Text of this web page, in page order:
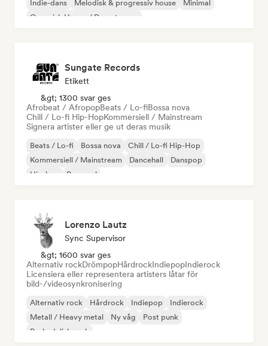
Indie-dans
Melodisk & progressiv house
Minimal
Organisk House / Downtempo
Sungate Records
Etikett
&gt; 1300 svar ges
Afrobeat / AfropopBeats / Lo-fiBossa nova
Chill / Lo-fi Hip-HopKommersiell / Mainstream
Signera artister eller ge ut deras musik
Beats / Lo-fi Bossa nova
Chill / Lo-fi Hip-Hop
Kommersiell / Mainstream
Dancehall
Danspop
Hip-hop
Pop soul
Lorenzo Lautz
Sync Supervisor
&gt; 1600 svar ges
Alternativ rockDrömpopHårdrockIndiepopIndierock
Licensiera eller representera artisters låtar för
bild-/videosynkronisering
Alternativ rock Hårdrock Indiepop
Indierock
Metall / Heavy metal
Ny våg
Post punk
Psykedelisk rock